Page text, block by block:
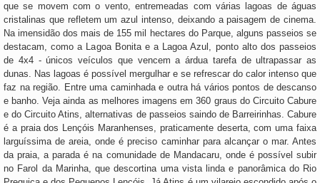
que se movem com o vento, entremeadas com várias lagoas de águas
cristalinas que refletem um azul intenso, deixando a paisagem de cinema.
Na imensidão dos mais de 155 mil hectares do Parque, alguns passeios se
destacam, como a Lagoa Bonita e a Lagoa Azul, ponto alto dos passeios
de 4x4 - únicos veículos que vencem a árdua tarefa de ultrapassar as
dunas. Nas lagoas é possível mergulhar e se refrescar do calor intenso que
faz na região. Entre uma caminhada e outra há vários pontos de descanso
e banho. Veja ainda as melhores imagens em 360 graus do Circuito Cabure
e do Circuito Atins, alternativas de passeios saindo de Barreirinhas. Cabure
é a praia dos Lençóis Maranhenses, praticamente deserta, com uma faixa
larguíssima de areia, onde é preciso caminhar para alcançar o mar. Antes
da praia, a parada é na comunidade de Mandacaru, onde é possível subir
no Farol da Marinha, que descortina uma vista linda e panorâmica do Rio